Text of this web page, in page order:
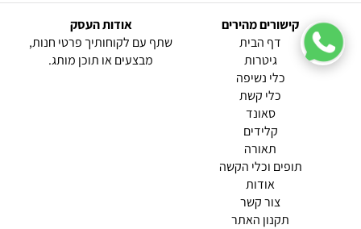
קישורים מהירים
דף הבית
גיטרות
כלי נשיפה
כלי קשת
סאונד
קלידים
תאורה
תופים וכלי הקשה
אודות
צור קשר
(current)
תקנון האתר
אודות העסק
שתף עם לקוחותיך פרטי חנות,
מבצעים או תוכן מותג.